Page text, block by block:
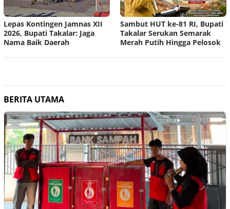
Lepas Kontingen Jamnas XII
2026, Bupati Takalar: Jaga
Nama Baik Daerah
Sambut HUT ke-81 RI, Bupati
Takalar Serukan Semarak
Merah Putih Hingga Pelosok
BERITA UTAMA